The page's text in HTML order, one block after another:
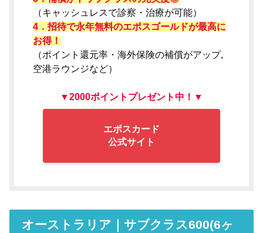
（キャッシュレスで診察・治療が可能）
4．招待で永年無料のエポスゴールドが最高に
お得！
（ポイント還元率・海外保険の補償がアップ,
空港ラウンジなど）
▼2000ポイントプレゼント中！▼
エポスカード
公式サイト
オーストラリア｜サブクラス600(6ヶ